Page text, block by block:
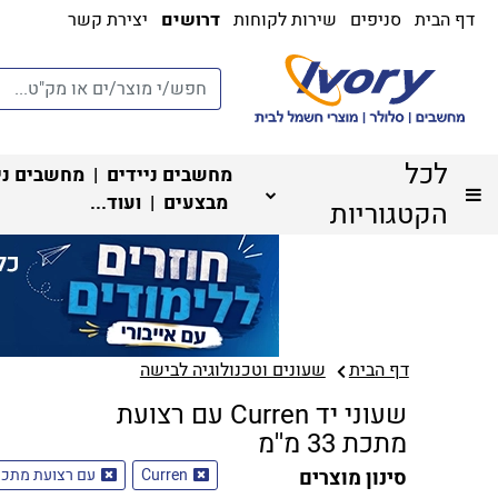
דף הבית סניפים שירות לקוחות דרושים יצירת קשר
לכל
הקטגוריות
מחשבים ניידים | מחשבים
מבצעים | ועוד...
דף הבית שעונים וטכנולוגיה לבישה
שעוני יד Curren עם רצועת
מתכת 33 מ''מ
סינון מוצרים Curren עם רצועת